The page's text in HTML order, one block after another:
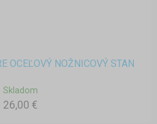
OCEĽOVÝ NOŽNICOVÝ STAN
Skladom
26,00 €